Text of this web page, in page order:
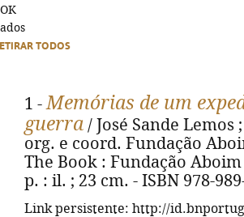
TODOS
1 -Memórias de um
guerra / José Sande
org. e coord. Fundação
The Book : Fundação Aboim
p. : il. ; 23 cm. - ISBN 978-
Link persistente: http://